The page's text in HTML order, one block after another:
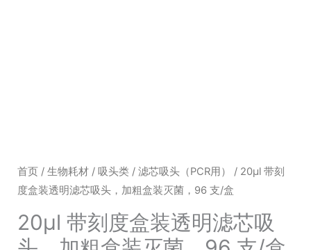
首页/ 生物耗材/ 吸头类/ 滤芯吸头（PCR用）
/ 20μl 带刻
度盒装透明滤芯吸头，加粗盒装灭菌，96 支/盒
20μl 带刻度盒装透明滤芯吸